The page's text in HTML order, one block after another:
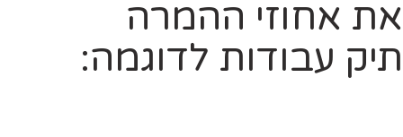
את אחוזי ההמרה
תיק עבודות לדוגמה: